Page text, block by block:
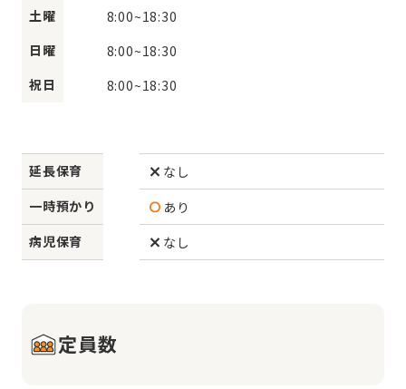
土曜
8:00~18:30
日曜
8:00~18:30
祝日
8:00~18:30
延長保育
なし
一時預かり
あり
病児保育
なし
定員数